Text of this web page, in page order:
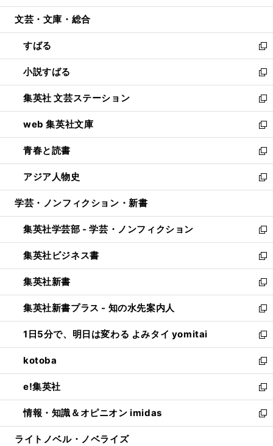
開
ウ
開
く
ン
ウ
で
開
く
ウ
ン
ド
ウ
で
開
く
文芸・文庫・総合
すばる
新
し
い
ウ
ィ
ン
ド
ウ
で
開
く
小説すばる
新
し
い
ウ
ィ
ン
ド
ウ
で
開
集英社 文芸ステーション
新
し
い
ウ
ィ
ン
ド
ウ
開
く
web 集英社文庫
新
し
い
ウ
ィ
ン
ウ
で
開
く
青春と読書
新
し
い
ウ
ン
ド
ウ
で
開
く
アジア人物史
新
し
ウ
ィ
ン
ド
ウ
で
開
く
学芸・ノンフィクション・新書
集英社学芸部 - 学芸・ノンフィクション
新
し
い
ウ
ィ
ン
ド
ウ
で
開
く
集英社ビジネス書
新
し
い
ウ
ィ
ン
ド
ウ
で
開
く
集英社新書
新
し
い
ウ
ィ
ン
ド
ウ
で
開
く
集英社新書プラス - 知の水先案内人
新
し
い
ウ
ィ
ン
ド
ウ
で
開
1日5分で、明日は変わる よみタイ yomitai
新
し
い
ウ
ィ
ン
ド
ウ
kotoba
新
し
い
ウ
ィ
ン
e!集英社
新
し
い
ウ
情報・知識＆オピニオン imidas
新
し
ライトノベル・ノベライズ